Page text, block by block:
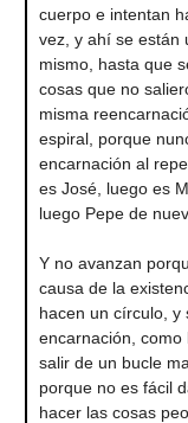
cuerpo e intentan
vez, y ahí se están
mismo, hasta que
cosas que no
misma
espiral, porque
encarnación al
es José, luego es
luego Pepe de
Y no avanzan
causa de la
hacen un círculo, y
encarnación, como
salir de un bucle
porque no es fácil
hacer las cosas